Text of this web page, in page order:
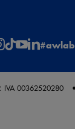
#awlab
IVA 00362520280